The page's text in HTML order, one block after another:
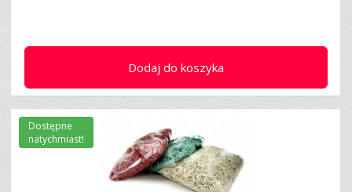
Dodaj do koszyka
Dostępne
natychmiast!